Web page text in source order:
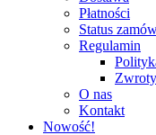
Płatności
Status
Regulamin
O nas
Kontakt
Nowość!